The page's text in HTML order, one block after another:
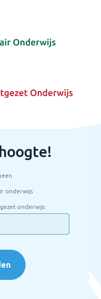
onderwijs
onderwijs